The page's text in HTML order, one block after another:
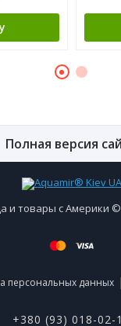
Полная версия
и товары с Америки ©
персональных данных |
+380 (93) 018-02-